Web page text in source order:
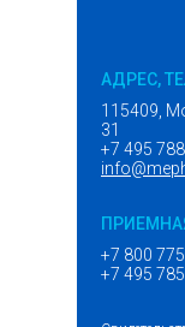
АДРЕС,
115409,
31
+7 495
+7 800
+7 495